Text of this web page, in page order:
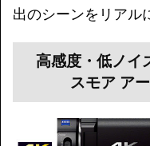
出のシーンをリアル
高感度・低ノイ
スモア ア